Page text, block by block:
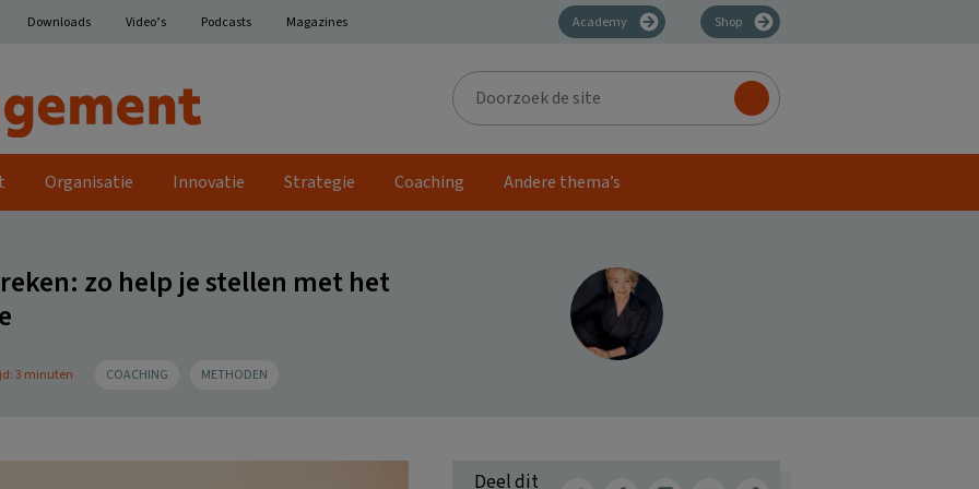
Downloads Video’s Podcasts Magazines Academy Shop
Doorzoek
de
site
Organisatie Innovatie Strategie Coaching Andere thema’s
zo help je stellen met het
3 minuten COACHING METHODEN
Deel dit